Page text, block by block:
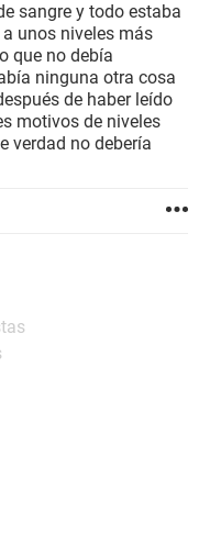
sangre y todo estaba
unos niveles más
que no debía
ninguna otra cosa
de haber leído
motivos de niveles
verdad no debería